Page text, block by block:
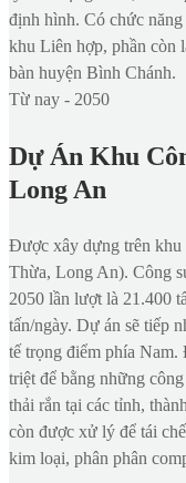
định hình. Có chức
khu Liên hợp, phần còn
bàn huyện Bình Chánh.
Từ nay - 2050
Dự Án Khu
Long An
Được xây dựng trên khu
Thừa, Long An). Công
2050 lần lượt là 21.400
tấn/ngày. Dự án sẽ tiếp
tế trọng điểm phía
triệt để bằng những
thải rắn tại các tỉnh,
còn được xử lý để tái
kim loại, phân phân